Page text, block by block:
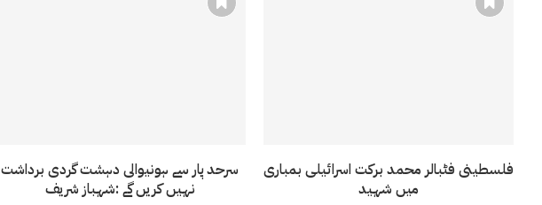
سرحد پار سے ہونیوالی دہشت گردی برداشت
نہیں کریں گے :شہباز شریف
فلسطینی فٹبالر محمد برکت اسرائیلی بمباری
میں شہید